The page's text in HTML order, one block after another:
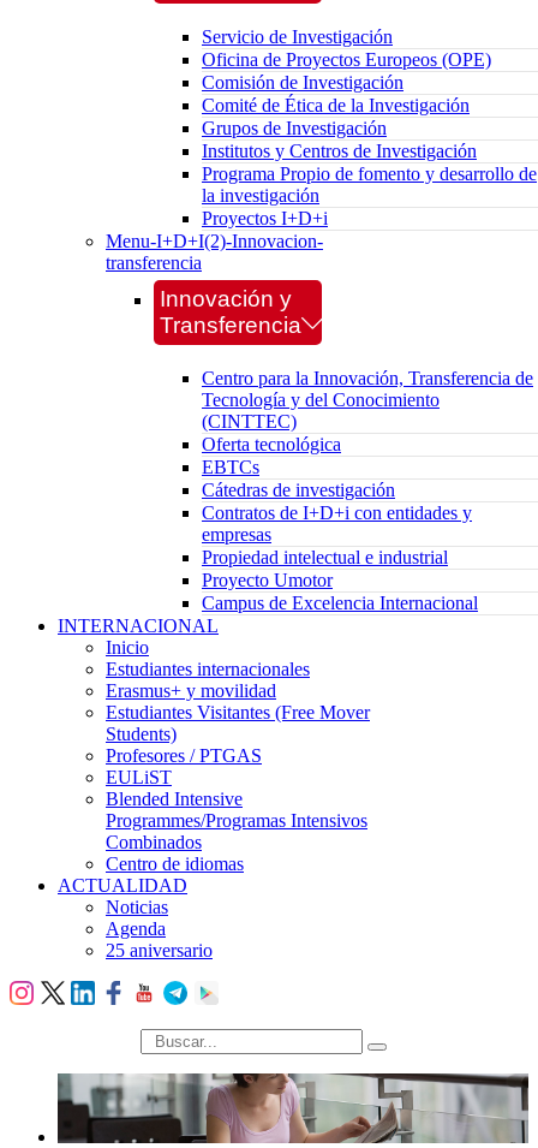
Servicio de Investigación
Oficina de Proyectos Europeos (OPE)
Comisión de Investigación
Comité de Ética de la Investigación
Grupos de Investigación
Institutos y Centros de Investigación
Programa Propio de fomento y desarrollo de
la investigación
Proyectos I+D+i
Menu-I+D+I(2)-Innovacion-
transferencia
Innovación y
Transferencia
Centro para la Innovación, Transferencia de
Tecnología y del Conocimiento
(CINTTEC)
Oferta tecnológica
EBTCs
Cátedras de investigación
Contratos de I+D+i con entidades y
empresas
Propiedad intelectual e industrial
Proyecto Umotor
Campus de Excelencia Internacional
INTERNACIONAL
Inicio
Estudiantes internacionales
Erasmus+ y movilidad
Estudiantes Visitantes (Free Mover
Students)
Profesores / PTGAS
EULiST
Blended Intensive
Programmes/Programas Intensivos
Combinados
Centro de idiomas
ACTUALIDAD
Noticias
Agenda
25 aniversario
búsqueda